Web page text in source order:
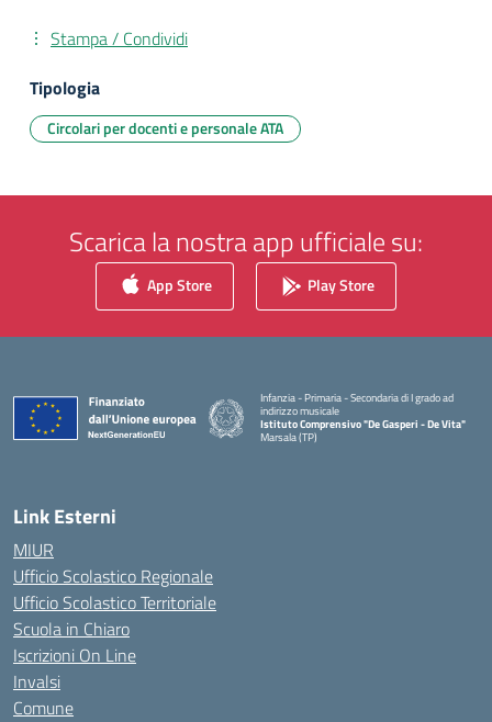
Stampa / Condividi
Tipologia
Circolari per docenti e personale ATA
Scarica la nostra app ufficiale su:
App Store Play Store
Infanzia - Primaria - Secondaria di I grado ad
indirizzo musicale
Istituto Comprensivo "De Gasperi - De Vita"
Marsala (TP)
Link Esterni
MIUR
Ufficio Scolastico Regionale
Ufficio Scolastico Territoriale
Scuola in Chiaro
Iscrizioni On Line
Invalsi
Comune